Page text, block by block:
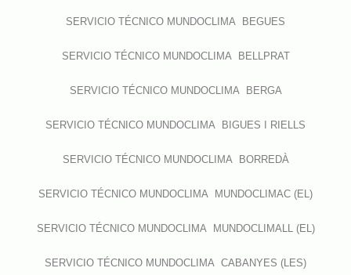
SERVICIO TÉCNICO MUNDOCLIMA BEGUES
SERVICIO TÉCNICO MUNDOCLIMA BELLPRAT
SERVICIO TÉCNICO MUNDOCLIMA BERGA
SERVICIO TÉCNICO MUNDOCLIMA BIGUES I RIELLS
SERVICIO TÉCNICO MUNDOCLIMA BORREDÀ
SERVICIO TÉCNICO MUNDOCLIMA MUNDOCLIMAC (EL)
SERVICIO TÉCNICO MUNDOCLIMA MUNDOCLIMALL (EL)
SERVICIO TÉCNICO MUNDOCLIMA CABANYES (LES)